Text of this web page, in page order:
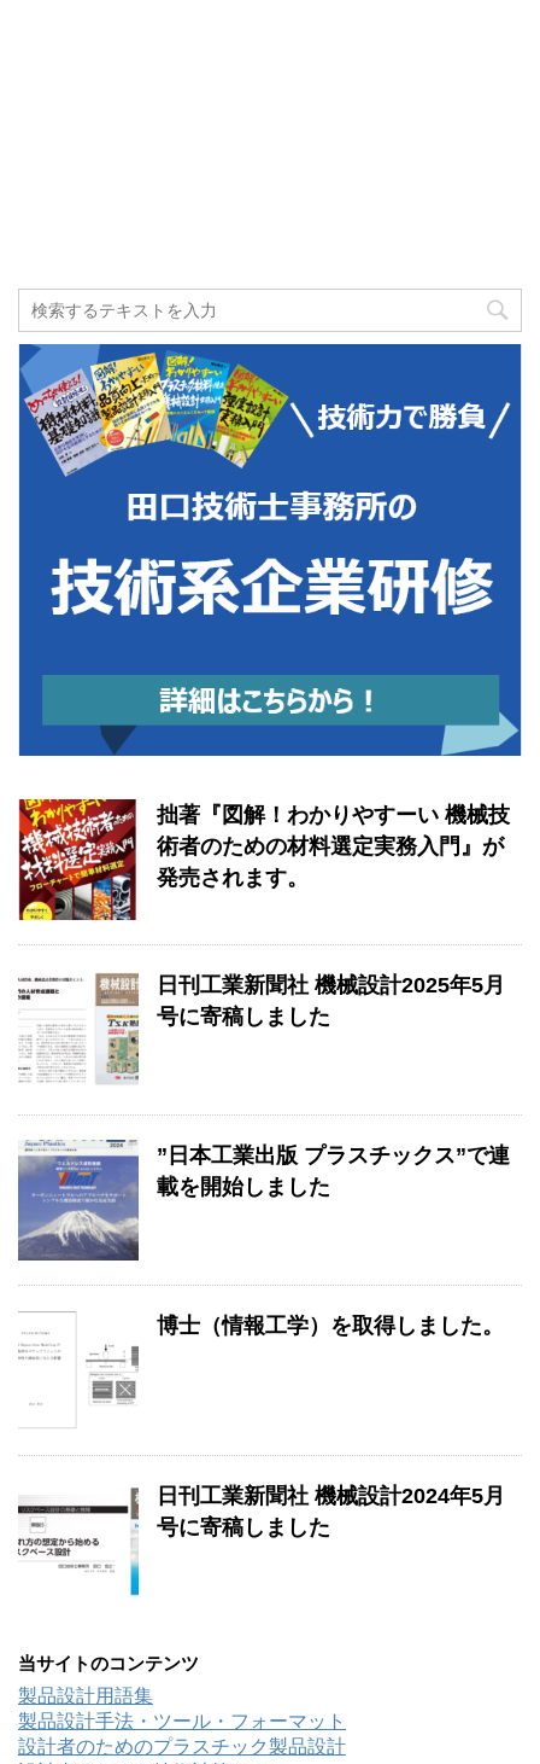
拙著『図解！わかりやすーい 機械技
術者のための材料選定実務入門』が
発売されます。
日刊工業新聞社 機械設計2025年5月
号に寄稿しました
”日本工業出版 プラスチックス”で連
載を開始しました
博士（情報工学）を取得しました。
日刊工業新聞社 機械設計2024年5月
号に寄稿しました
当サイトのコンテンツ
製品設計用語集
製品設計手法・ツール・フォーマット
設計者のためのプラスチック製品設計